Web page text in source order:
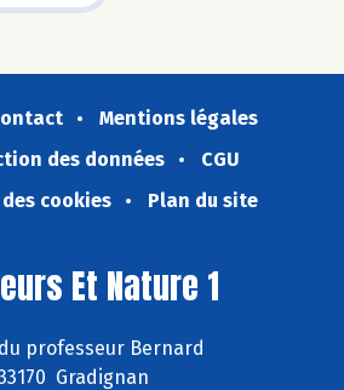
Mentions légales
des données
CGU
cookies
Plan du site
Et Nature 1
professeur Bernard
Gradignan